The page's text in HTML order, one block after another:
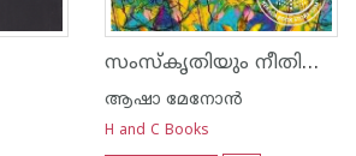
സംസ്കൃതിയും നീതിശാസ്ത്രവും
ആഷാ മേനോന്‍
H and C Books